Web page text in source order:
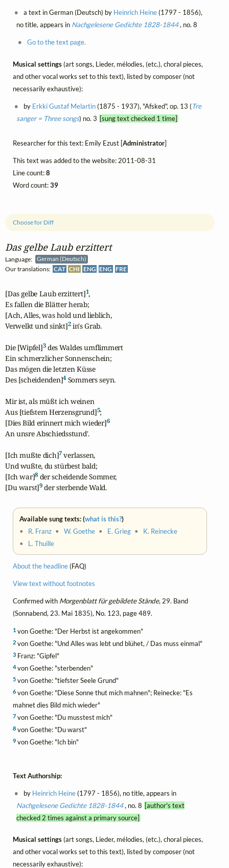
Das gelbe Laub erzittert
Language:
German (Deutsch)
Our translations: CAT CHI ENG ENG FRE
Choose for Diff
[Das gelbe Laub erzittert]1,
Es fallen die Blätter herab;
[Ach, Alles, was hold und lieblich,
Verwelkt und sinkt]2 in's Grab.
Die [Wipfel]3 des Waldes umflimmert
Ein schmerzlicher Sonnenschein;
Das mögen die letzten Küsse
Des [scheidenden]4 Sommers seyn.
Mir ist, als müßt ich weinen
Aus [tiefstem Herzensgrund]5;
[Dies Bild erinnert mich wieder]6
An unsre Abschiedsstund'.
[Ich mußte dich]7 verlassen,
Und wußte, du stürbest bald;
[Ich war]8 der scheidende Sommer,
[Du warst]9 der sterbende Wald.
Available sung texts: (what is this?)
• R. Franz •W. Goethe • E. Grieg • K. Reinecke
• L. Thuille
About the headline(FAQ)
View text without footnotes
Confirmed with Morgenblatt für gebildete Stände, 29. Band
(Sonnabend, 23. Mai 1835), No. 123, page 489.
1 von Goethe: "Der Herbst ist angekommen"
2 von Goethe: "Und Alles was lebt und blühet, / Das muss einmal"
3 Franz: "Gipfel"
4von Goethe: "sterbenden"
5 von Goethe: "tiefster Seele Grund"
6 von Goethe: "Diese Sonne thut mich mahnen"; Reinecke: "Es
mahnet dies Bild mich wieder"
7 von Goethe: "Du musstest mich"
8 von Goethe: "Du warst"
9 von Goethe: "Ich bin"
Text Authorship:
by Heinrich Heine(1797 - 1856), no title, appears in
Nachgelesene Gedichte 1828-1844, no. 8 [author's text
checked 2 times against a primary source]
Musical settings(art songs, Lieder, mélodies, (etc.), choral pieces,
and other vocal works set to this text), listed by composer (not
necessarily exhaustive):
a text in German (Deutsch) by Heinrich Heine(1797 - 1856),
no title, appears in Nachgelesene Gedichte 1828-1844, no. 8
Go to the text page.
Musical settings(art songs, Lieder, mélodies, (etc.), choral pieces,
and other vocal works set to this text), listed by composer (not
necessarily exhaustive):
by Erkki Gustaf Melartin(1875 - 1937), "Afsked", op. 13 (Tre
sanger = Three songs) no. 3 [sung text checked 1 time]
Researcher for this text: Emily Ezust [Administrator]
This text was added to the website: 2011-08-31
Line count:8
Word count:39